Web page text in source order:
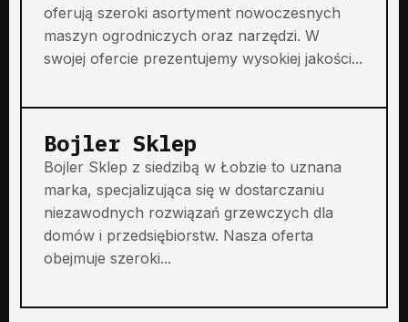
oferują szeroki asortyment nowoczesnych
maszyn ogrodniczych oraz narzędzi. W
swojej ofercie prezentujemy wysokiej jakości...
Bojler Sklep
Bojler Sklep z siedzibą w Łobzie to uznana
marka, specjalizująca się w dostarczaniu
niezawodnych rozwiązań grzewczych dla
domów i przedsiębiorstw. Nasza oferta
obejmuje szeroki...